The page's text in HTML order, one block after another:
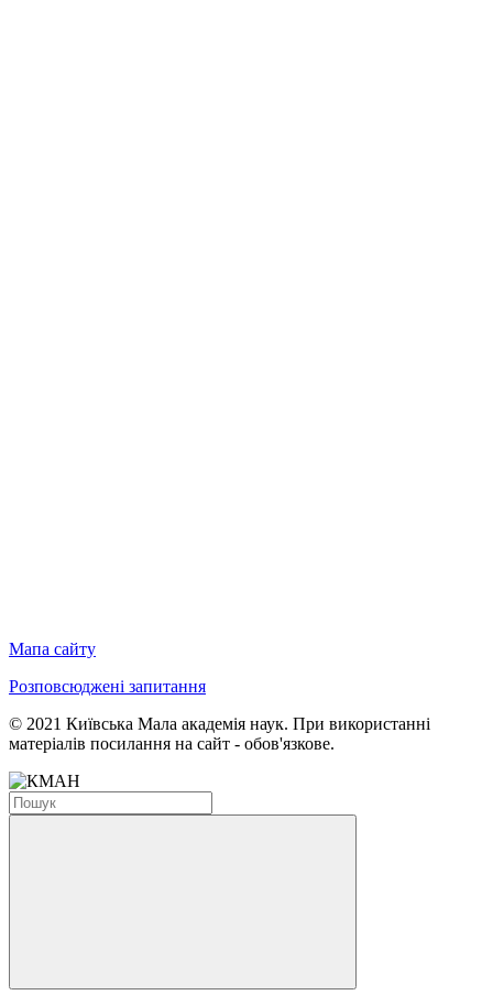
Мапа сайту
Розповсюджені запитання
© 2021 Київська Мала академія наук. При використанні
матеріалів посилання на сайт - обов'язкове.